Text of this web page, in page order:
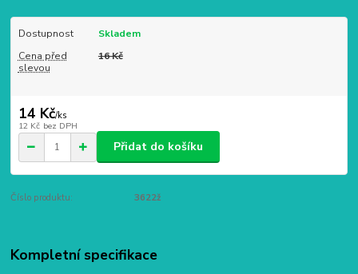
Dostupnost
Skladem
Cena před
slevou
16 Kč
14 Kč/ks
12 Kč bez DPH
Přidat do košíku
Číslo produktu: 3622ž
Kompletní specifikace